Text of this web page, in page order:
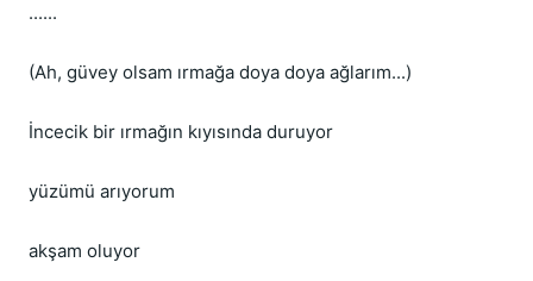
......
(Ah, güvey olsam ırmağa doya doya ağlarım...)
İncecik bir ırmağın kıyısında duruyor
yüzümü arıyorum
akşam oluyor